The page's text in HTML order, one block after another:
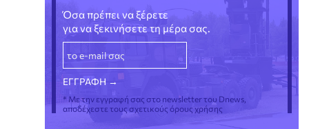
Όσα πρέπει να ξέρετε
για να ξεκινήσετε τη μέρα σας.
* Με την εγγραφή σας στο newsletter του Dnews,
αποδέχεστε τους σχετικούς όρους χρήσης